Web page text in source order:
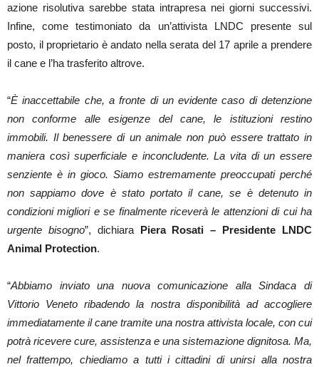
azione risolutiva sarebbe stata intrapresa nei giorni successivi.
Infine, come testimoniato da un’attivista LNDC presente sul
posto, il proprietario è andato nella serata del 17 aprile a prendere
il cane e l’ha trasferito altrove.
“È inaccettabile che, a fronte di un evidente caso di detenzione
non conforme alle esigenze del cane, le istituzioni restino
immobili. Il benessere di un animale non può essere trattato in
maniera così superficiale e inconcludente. La vita di un essere
senziente è in gioco. Siamo estremamente preoccupati perché
non sappiamo dove è stato portato il cane, se è detenuto in
condizioni migliori e se finalmente riceverà le attenzioni di cui ha
urgente bisogno”, dichiara Piera Rosati – Presidente LNDC
Animal Protection.
“Abbiamo inviato una nuova comunicazione alla Sindaca di
Vittorio Veneto ribadendo la nostra disponibilità ad accogliere
immediatamente il cane tramite una nostra attivista locale, con cui
potrà ricevere cure, assistenza e una sistemazione dignitosa. Ma,
nel frattempo, chiediamo a tutti i cittadini di unirsi alla nostra